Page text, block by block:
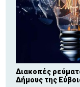
Διακοπές
Δήμους της